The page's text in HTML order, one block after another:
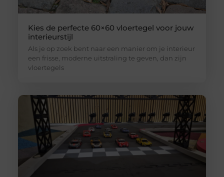
Kies de perfecte 60×60 vloertegel voor jouw
interieurstijl
Als je op zoek bent naar een manier om je interieur
een frisse, moderne uitstraling te geven, dan zijn
vloertegels